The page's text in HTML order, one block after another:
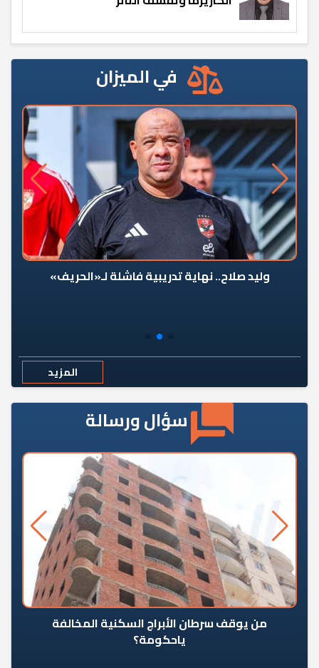
في الميزان
وليد صلاح.. نهاية تدريبية فاشلة لـ«الحريف»
المزيد
سؤال ورسالة
من يوقف سرطان الأبراج السكنية المخالفة
ياحكومة؟